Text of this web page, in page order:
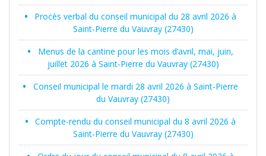
Procès verbal du conseil municipal du 28 avril 2026 à
Saint-Pierre du Vauvray (27430)
Menus de la cantine pour les mois d’avril, mai, juin,
juillet 2026 à Saint-Pierre du Vauvray (27430)
Conseil municipal le mardi 28 avril 2026 à Saint-Pierre
du Vauvray (27430)
Compte-rendu du conseil municipal du 8 avril 2026 à
Saint-Pierre du Vauvray (27430)